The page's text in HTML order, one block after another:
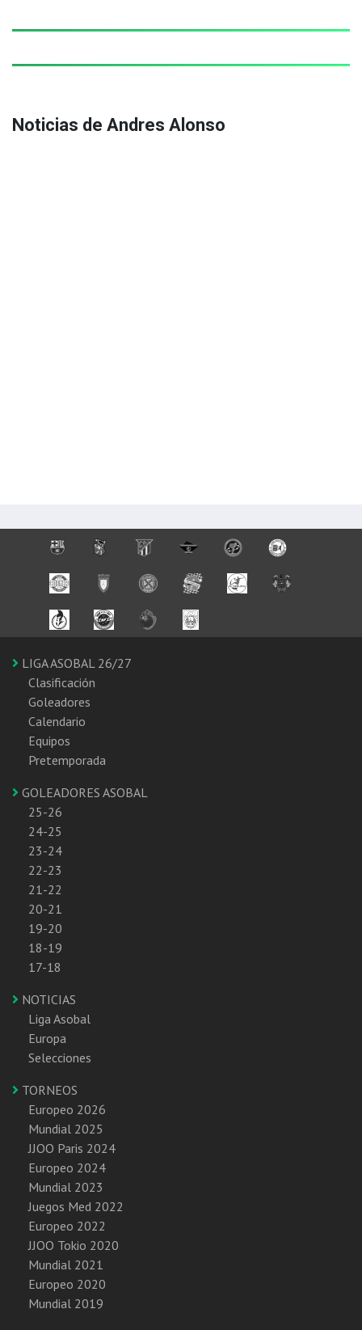
Noticias de Andres Alonso
LIGA ASOBAL 26/27
Clasificación
Goleadores
Calendario
Equipos
Pretemporada
GOLEADORES ASOBAL
25-26
24-25
23-24
22-23
21-22
20-21
19-20
18-19
17-18
NOTICIAS
Liga Asobal
Europa
Selecciones
TORNEOS
Europeo 2026
Mundial 2025
JJOO Paris 2024
Europeo 2024
Mundial 2023
Juegos Med 2022
Europeo 2022
JJOO Tokio 2020
Mundial 2021
Europeo 2020
Mundial 2019